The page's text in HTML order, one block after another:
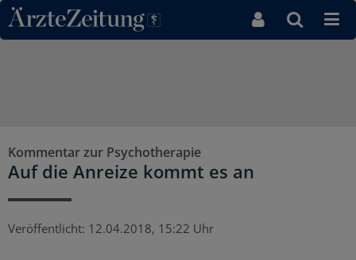
Direkt zum Inhaltsbereich
Kommentar zur Psychotherapie
Auf die Anreize kommt es an
Veröffentlicht: 12.04.2018, 15:22 Uhr